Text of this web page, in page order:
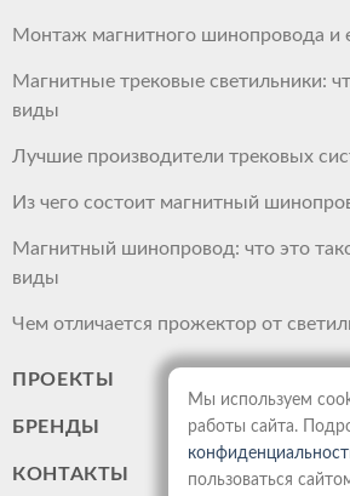
Монтаж магнитного шинопровода и
Магнитные трековые светильники:
виды
Лучшие производители трековых
Из чего состоит магнитный
Магнитный шинопровод: что это
виды
Чем отличается прожектор от
ПРОЕКТЫ
БРЕНДЫ
КОНТАКТЫ
Мы используем
работы сайта.
пользоваться